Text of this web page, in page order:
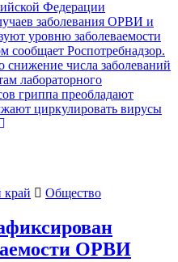
Федерации
заболевания ОРВИ и
уровню заболеваемости
сообщает Роспотребнадзор.
числа заболеваний
лабораторного
гриппа преобладают
циркулировать вирусы
край Общество
ОРВИ